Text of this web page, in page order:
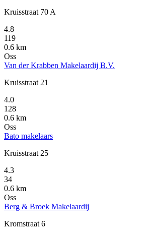
Kruisstraat 70 A
4.8
119
0.6 km
Oss
Van der Krabben Makelaardij B.V.
Kruisstraat 21
4.0
128
0.6 km
Oss
Bato makelaars
Kruisstraat 25
4.3
34
0.6 km
Oss
Berg & Broek Makelaardij
Kromstraat 6